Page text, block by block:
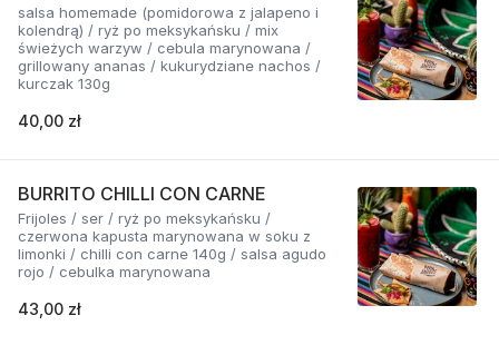
salsa homemade (pomidorowa z jalapeno i
kolendrą) / ryż po meksykańsku / mix
świeżych warzyw / cebula marynowana /
grillowany ananas / kukurydziane nachos /
kurczak 130g
40,00 zł
BURRITO CHILLI CON CARNE
Frijoles / ser / ryż po meksykańsku /
czerwona kapusta marynowana w soku z
limonki / chilli con carne 140g / salsa agudo
rojo / cebulka marynowana
43,00 zł